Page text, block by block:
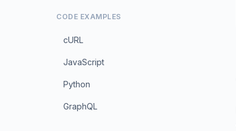
CODE EXAMPLES
cURL
JavaScript
Python
GraphQL